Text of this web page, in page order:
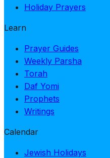
Holiday Prayers
Learn
Prayer Guides
Weekly Parsha
Torah
Daf Yomi
Prophets
Writings
Calendar
Jewish Holidays